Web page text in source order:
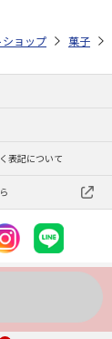
ゆうゆうギフト
ショップ 菓子
表記について